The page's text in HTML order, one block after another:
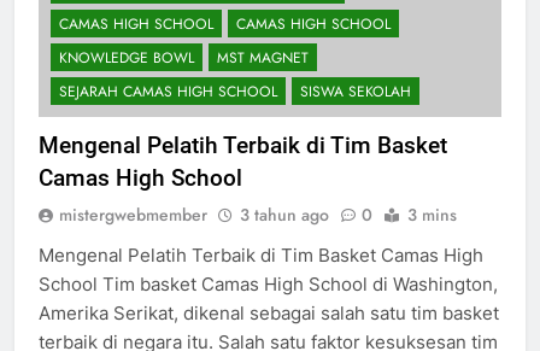
BAHASA INGGRIS CAMAS HIGH SCHOOL
CAMAS HIGH SCHOOL
CAMAS HIGH SCHOOL
KNOWLEDGE BOWL
MST MAGNET
SEJARAH CAMAS HIGH SCHOOL
SISWA SEKOLAH
Mengenal Pelatih Terbaik di Tim Basket
Camas High School
Mengenal Pelatih Terbaik di Tim Basket Camas High
School Tim basket Camas High School di Washington,
Amerika Serikat, dikenal sebagai salah satu tim basket